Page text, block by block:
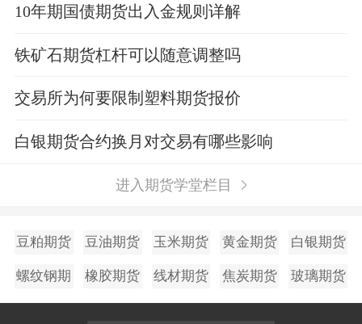
利润？
10年期国债期货出入金规则详解
铁矿石期货杠杆可以随意调整吗
交易所为何要限制塑料期货报价
白银期货合约换月对交易有哪些影响
进入期货学堂栏目
豆粕期货 豆油期货 玉米期货 黄金期货 白银期货
螺纹钢期
橡胶期货 线材期货 焦炭期货 玻璃期货